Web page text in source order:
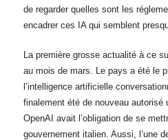
de regarder quelles sont les
encadrer ces IA qui semblent
La première grosse actualité à ce
au mois de mars. Le pays a été le
l’intelligence artificielle
finalement été de nouveau
OpenAI avait l’obligation de se
gouvernement italien. Aussi, l’une